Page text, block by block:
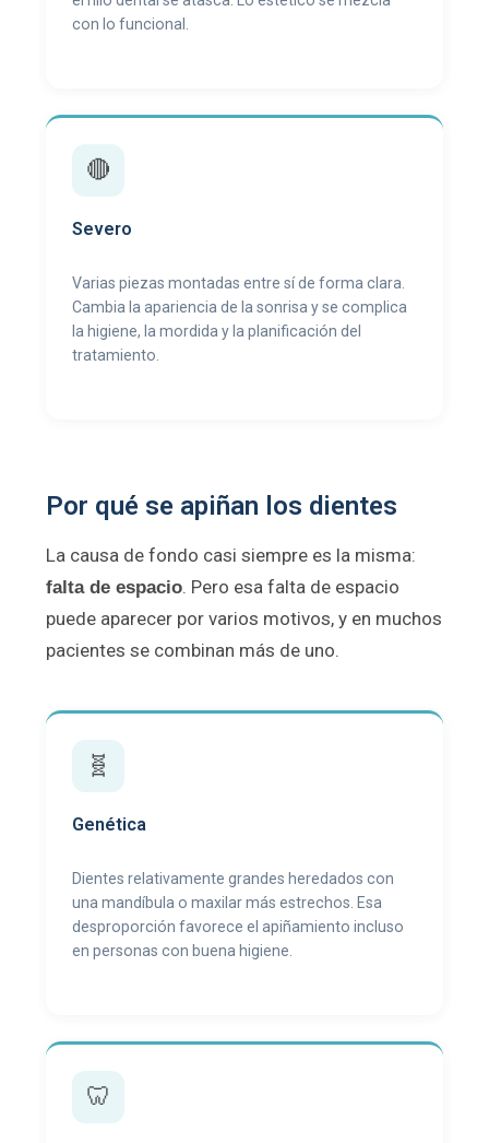
con lo funcional.
🔴
Severo
Varias piezas montadas entre sí de forma clara.
Cambia la apariencia de la sonrisa y se complica
la higiene, la mordida y la planificación del
tratamiento.
Por qué se apiñan los dientes
La causa de fondo casi siempre es la misma:
falta de espacio. Pero esa falta de espacio
puede aparecer por varios motivos, y en muchos
pacientes se combinan más de uno.
🧬
Genética
Dientes relativamente grandes heredados con
una mandíbula o maxilar más estrechos. Esa
desproporción favorece el apiñamiento incluso
en personas con buena higiene.
🦷